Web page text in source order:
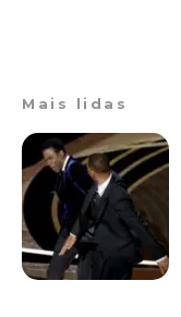
Mais lidas